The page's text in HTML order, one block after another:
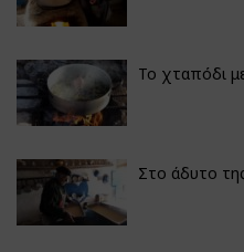
Το χταπόδι
Στο άδυτο